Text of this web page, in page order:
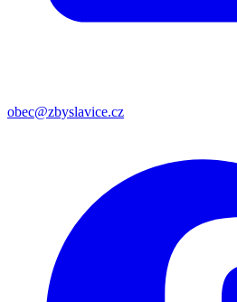
obec@zbyslavice.cz